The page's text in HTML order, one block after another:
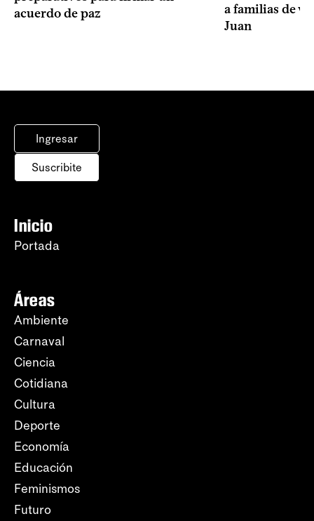
acuerdo de paz
a familias de
Juan
Ingresar
Suscribite
Inicio
Portada
Áreas
Ambiente
Carnaval
Ciencia
Cotidiana
Cultura
Deporte
Economía
Educación
Feminismos
Futuro